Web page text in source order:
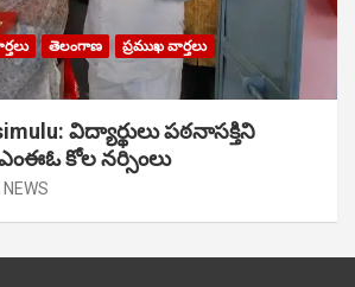
తెలంగాణ
ప్రముఖ వార్తలు
విద్యార్థులు పఠ‌నాసక్తిని
కోల నర్సింలు